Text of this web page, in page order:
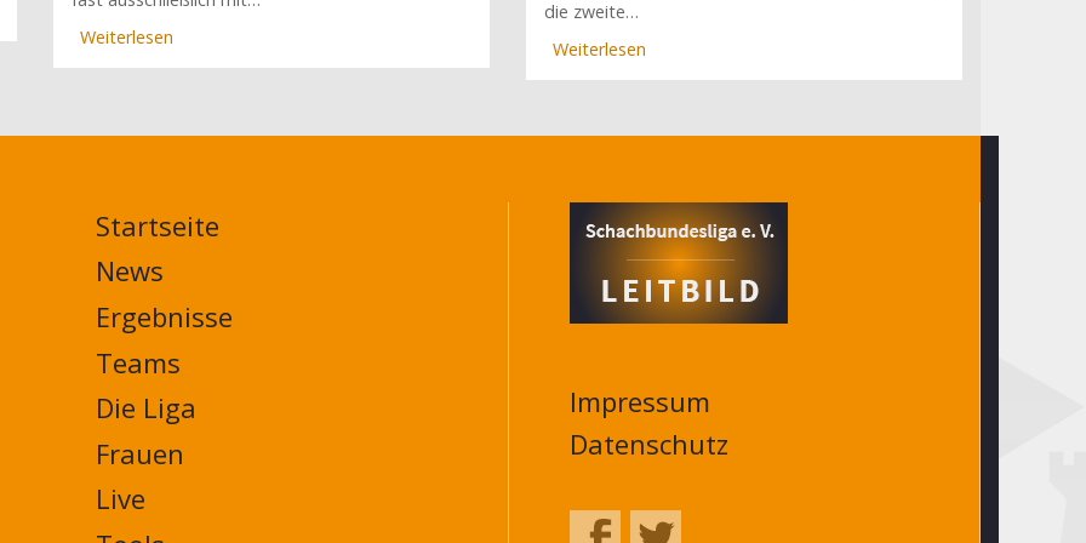
Weiterlesen
Sachsen
Frage,
ob
(1.
die zweite…
Weiterlesen
(4.
Spieltag)
MAIN
NAVIGATION
FOOTER
Startseite
News
Ergebnisse
Teams
Die Liga
Frauen
Live
Impressum
Datenschutz